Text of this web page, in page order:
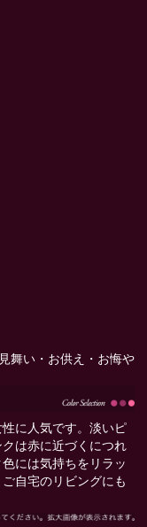
舞い・お供え・お悔や
に人気です。淡いピ
は赤に近づくにつれ
には気持ちをリラッ
自宅のリビングにも